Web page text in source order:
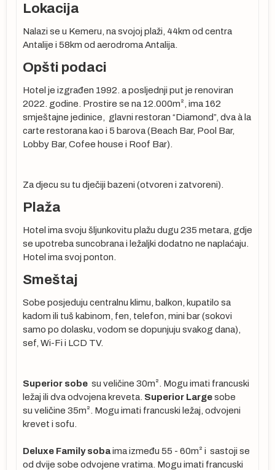
Lokacija
Nalazi se u Kemeru, na svojoj plaži, 44km od centra
Antalije i 58km od aerodroma Antalija.
Opšti podaci
Hotel je izgrađen 1992. a posljednji put je renoviran
2022. godine. Prostire se na 12.000m², ima 162
smještajne jedinice, glavni restoran “Diamond”, dva à la
carte restorana kao i 5 barova (Beach Bar, Pool Bar,
Lobby Bar, Cofee house i Roof Bar).
Za djecu su tu dječiji bazeni (otvoren i zatvoreni).
Plaža
Hotel ima svoju šljunkovitu plažu dugu 235 metara, gdje
se upotreba suncobrana i ležaljki dodatno ne naplaćaju.
Hotel ima svoj ponton.
Smeštaj
Sobe posjeduju centralnu klimu, balkon, kupatilo sa
kadom ili tuš kabinom, fen, telefon, mini bar (sokovi
samo po dolasku, vodom se dopunjuju svakog dana),
sef, Wi-Fi i LCD TV.
Superior sobe su veličine 30m². Mogu imati francuski
ležaj ili dva odvojena kreveta. Superior Largesobe
su veličine 35m². Mogu imati francuski ležaj, odvojeni
krevet i sofu.
Deluxe Family sobaima između 55 - 60m² i sastoji se
od dvije sobe odvojene vratima. Mogu imati francuski